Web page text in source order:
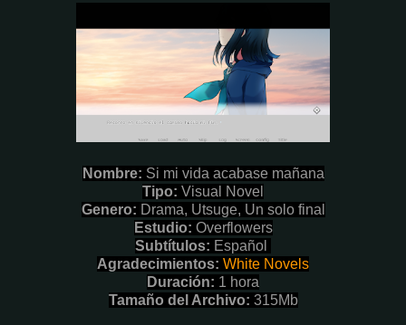
Nombre: Si mi vida acabase mañana
Tipo: Visual Novel
Genero: Drama, Utsuge, Un solo final
Estudio: Overflowers
Subtítulos: Español
Agradecimientos: White Novels
Duración: 1 hora
Tamaño del Archivo: 315Mb